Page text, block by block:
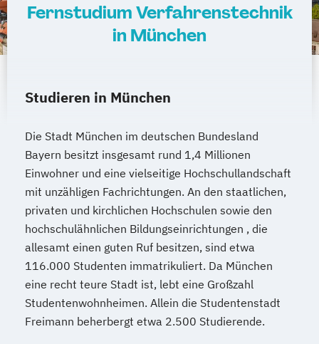
Wirtschaftsingenieurwesen Produktion
Wirtschaftsingenieurwesen für Ingenieure
Wirtschafts­ingenieur­wesen
Wirtschafts­ingenieur­wesen Informatik
Wirtschafts­ingenieur­wesen
Kunststofftechnik
Wirtschafts­ingenieur­wesen Künstliche
Intelligenz
Wirtschafts­ingenieur­wesen Lebensmittel
Wirtschafts­ingenieur­wesen Logistik
Wirtschafts­ingenieur­wesen Mechatronik
Wirtschafts­ingenieur­wesen Medizintechnik
Wirtschafts­ingenieur­wesen
Fernstudium Verfahrenstechnik
in München
Studieren in München
Die Stadt München im deutschen Bundesland
Bayern besitzt insgesamt rund 1,4 Millionen
Einwohner und eine vielseitige Hochschullandschaft
mit unzähligen Fachrichtungen. An den staatlichen,
privaten und kirchlichen Hochschulen sowie den
hochschulähnlichen Bildungseinrichtungen , die
allesamt einen guten Ruf besitzen, sind etwa
116.000 Studenten immatrikuliert. Da München
eine recht teure Stadt ist, lebt eine Großzahl
Studentenwohnheimen. Allein die Studentenstadt
Freimann beherbergt etwa 2.500 Studierende.